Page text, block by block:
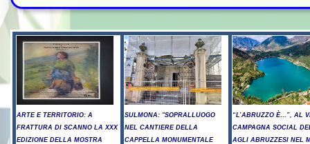
ARTE E TERRITORIO: A
FRATTURA DI SCANNO LA XXX
EDIZIONE DELLA MOSTRA
SULMONA: "SOPRALLUOGO
NEL CANTIERE DELLA
CAPPELLA MONUMENTALE
“L’ABRUZZO È…”, AL
CAMPAGNA SOCIAL
AGLI ABRUZZESI NEL